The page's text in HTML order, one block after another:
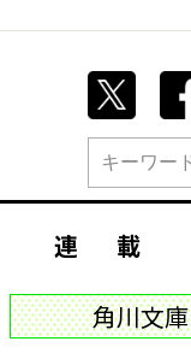
連 載
角川文庫